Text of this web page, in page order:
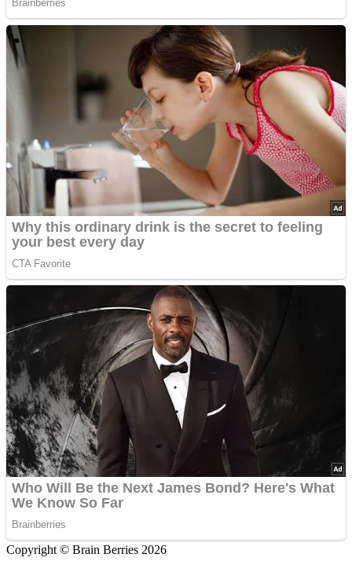
Copyright © Brain Berries 2026